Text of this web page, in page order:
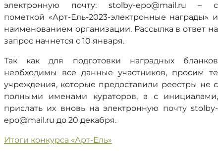
электронную почту: stolby-epo@mail.ru – с
пометкой «Арт-Ель-2023-электронные награды» и
наименованием организации. Рассылка в ответ на
запрос начнется с 10 января.
Так как для подготовки наградных бланков
необходимы все данные участников, просим те
учреждения, которые предоставили реестры не с
полными именами кураторов, а с инициалами,
прислать их вновь на электронную почту stolby-
epo@mail.ru до 20 декабря.
Итоги конкурса «Арт-Ель»